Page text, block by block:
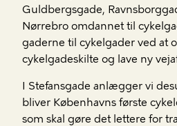
Guldbergsgade,
Nørrebro omdannet til
gaderne til cykelgader ved at
cykelgadeskilte og lave ny
I Stefansgade anlægger vi
bliver Københavns første
som skal gøre det lettere for